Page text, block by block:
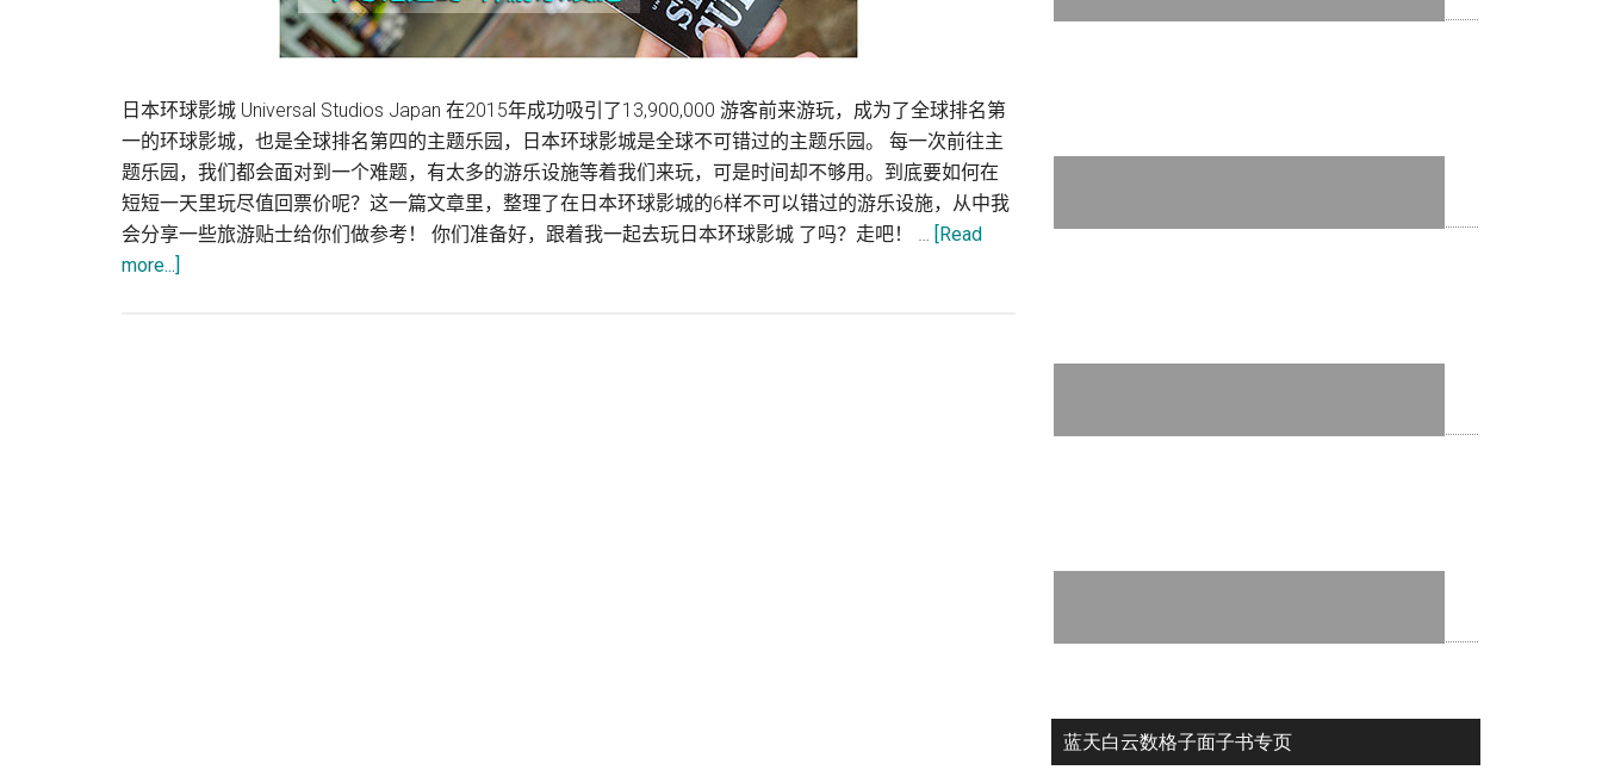
日本环球影城 Universal Studios Japan 在2015年成功吸引了13,900,000 游客前来游玩，成为了全球排名第
一的环球影城，也是全球排名第四的主题乐园，日本环球影城是全球不可错过的主题乐园。 每一次前往主
题乐园，我们都会面对到一个难题，有太多的游乐设施等着我们来玩，可是时间却不够用。到底要如何在
短短一天里玩尽值回票价呢？这一篇文章里，整理了在日本环球影城的6样不可以错过的游乐设施，从中我
会分享一些旅游贴士给你们做参考！ 你们准备好，跟着我一起去玩日本环球影城 了吗？走吧！ … [Read
more...]
蓝天白云数格子面子书专页